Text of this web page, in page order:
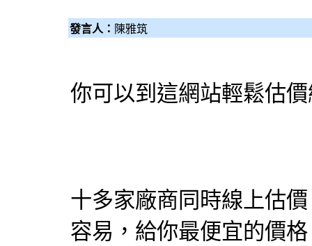
發言人： 陳雅筑
你可以到這網站輕鬆估
十多家廠商同時線上估
容易，給你最便宜的價